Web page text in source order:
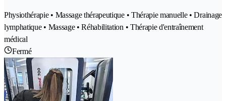
Physiothérapie • Massage thérapeutique • Thérapie manuelle • Drainage
lymphatique • Massage • Réhabilitation • Thérapie d'entraînement
médical
Fermé